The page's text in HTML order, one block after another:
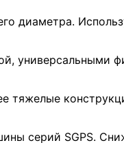
диаметра.
универсальными
тяжелые
серий SGPS.